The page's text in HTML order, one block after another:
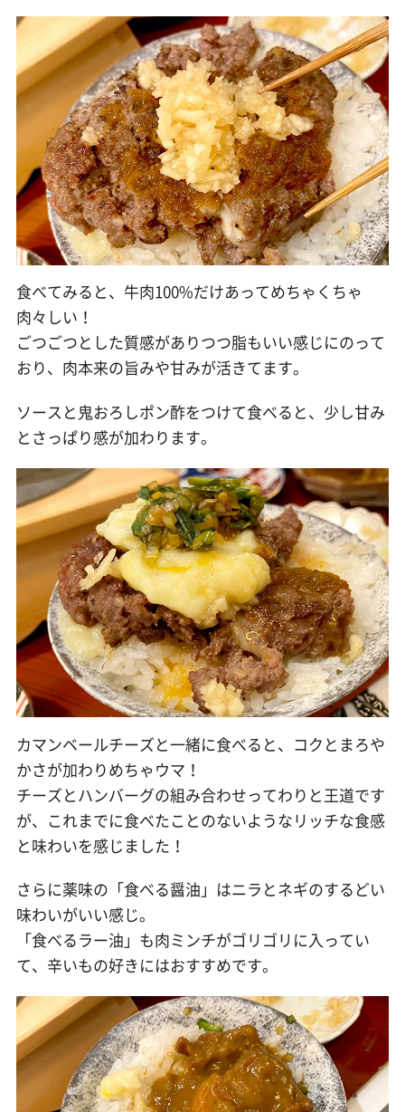
食べてみると、牛肉100%だけあってめちゃくちゃ
肉々しい！
ごつごつとした質感がありつつ脂もいい感じにのって
おり、肉本来の旨みや甘みが活きてます。
ソースと鬼おろしポン酢をつけて食べると、少し甘み
とさっぱり感が加わります。
カマンベールチーズと一緒に食べると、コクとまろや
かさが加わりめちゃウマ！
チーズとハンバーグの組み合わせってわりと王道です
が、これまでに食べたことのないようなリッチな食感
と味わいを感じました！
さらに薬味の「食べる醤油」はニラとネギのするどい
味わいがいい感じ。
「食べるラー油」も肉ミンチがゴリゴリに入ってい
て、辛いもの好きにはおすすめです。